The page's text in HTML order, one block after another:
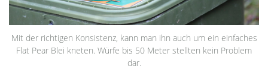
Mit der richtigen Konsistenz, kann man ihn auch um ein einfaches
Flat Pear Blei kneten. Würfe bis 50 Meter stellten kein Problem
dar.